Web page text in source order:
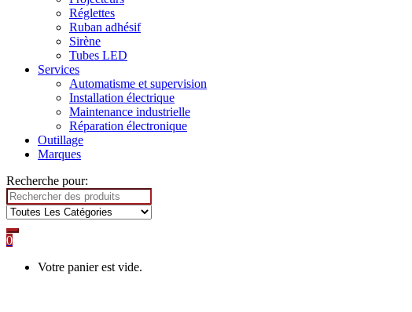
Réglettes
Ruban adhésif
Sirène
Tubes LED
Services
Automatisme et supervision
Installation électrique
Maintenance industrielle
Réparation électronique
Outillage
Marques
Recherche pour:
0
Votre panier est vide.